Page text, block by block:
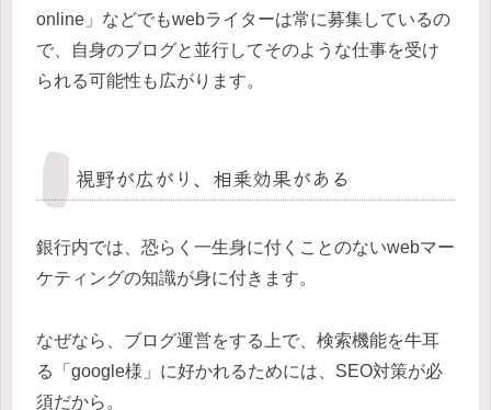
online」などでもwebライターは常に募集しているの
で、自身のブログと並行してそのような仕事を受け
られる可能性も広がります。
視野が広がり、相乗効果がある
銀行内では、恐らく一生身に付くことのないwebマー
ケティングの知識が身に付きます。
なぜなら、ブログ運営をする上で、検索機能を牛耳
る「google様」に好かれるためには、SEO対策が必
須だから。